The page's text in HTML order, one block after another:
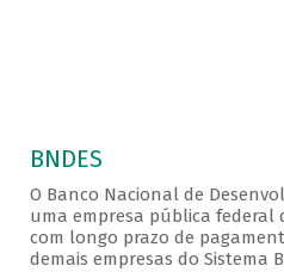
BNDES
O Banco Nacional de
uma empresa pública
com longo prazo de
demais empresas do Sistema